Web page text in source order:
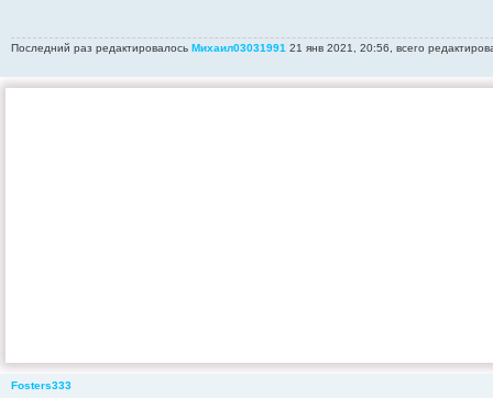
н
и
Последний раз редактировалось Михаил03031991 21 янв 2021, 20:56, всего
Fosters333